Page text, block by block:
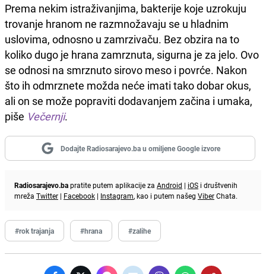
Prema nekim istraživanjima, bakterije koje uzrokuju
trovanje hranom ne razmnožavaju se u hladnim
uslovima, odnosno u zamrzivaču. Bez obzira na to
koliko dugo je hrana zamrznuta, sigurna je za jelo. Ovo
se odnosi na smrznuto sirovo meso i povrće. Nakon
što ih odmrznete možda neće imati tako dobar okus,
ali on se može popraviti dodavanjem začina i umaka,
piše Večernji.
Dodajte Radiosarajevo.ba u omiljene Google izvore
Radiosarajevo.bapratite putem aplikacije za Android | iOS i društvenih
mreža Twitter | Facebook | Instagram, kao i putem našeg ViberChata.
#rok trajanja #hrana #zalihe